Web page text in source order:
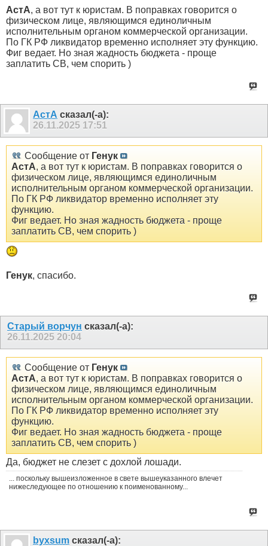
АстА, а вот тут к юристам. В поправках говорится о
физическом лице, являющимся единоличным
исполнительным органом коммерческой организации.
По ГК РФ ликвидатор временно исполняет эту функцию.
Фиг ведает. Но зная жадность бюджета - проще
заплатить СВ, чем спорить )
АстА сказал(-а):
26.11.2025 17:51
Сообщение от Генук
АстА, а вот тут к юристам. В поправках говорится о
физическом лице, являющимся единоличным
исполнительным органом коммерческой организации.
По ГК РФ ликвидатор временно исполняет эту
функцию.
Фиг ведает. Но зная жадность бюджета - проще
заплатить СВ, чем спорить )
Генук, спасибо.
Старый ворчун сказал(-а):
26.11.2025 20:04
Сообщение от Генук
АстА, а вот тут к юристам. В поправках говорится о
физическом лице, являющимся единоличным
исполнительным органом коммерческой организации.
По ГК РФ ликвидатор временно исполняет эту
функцию.
Фиг ведает. Но зная жадность бюджета - проще
заплатить СВ, чем спорить )
Да, бюджет не слезет с дохлой лошади.
... поскольку вышеизложенное в свете вышеуказанного влечет
нижеследующее по отношению к поименованному...
byxsum сказал(-а):